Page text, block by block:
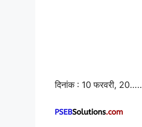
दिनांक : 10 फरवरी, 20…..